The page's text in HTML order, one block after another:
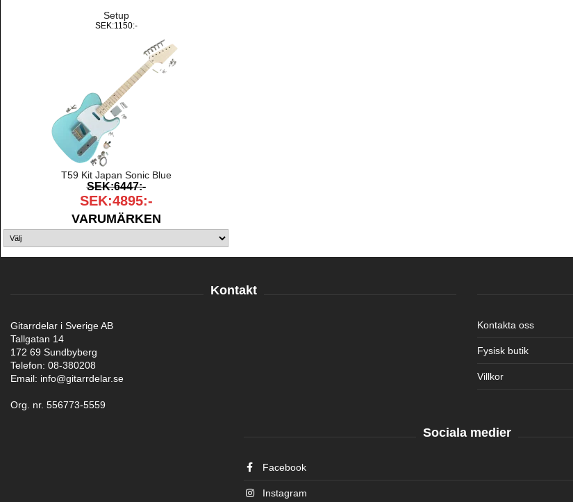
Setup
SEK:1150:-
T59 Kit Japan Sonic Blue
SEK:6447:-
SEK:4895:-
VARUMÄRKEN
Kontakt
Gitarrdelar i Sverige AB
Tallgatan 14
172 69 Sundbyberg
Telefon: 08-380208
Email: info@gitarrdelar.se
Org. nr. 556773-5559
Kontakta oss
Fysisk butik
Villkor
Sociala medier
Facebook
Instagram